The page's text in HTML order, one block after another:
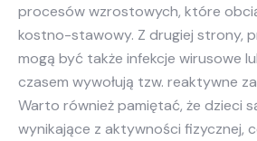
procesów wzrostowych, które
kostno-stawowy. Z drugiej strony,
mogą być także infekcje wirusowe
czasem wywołują tzw. reaktywne
Warto również pamiętać, że dzieci
wynikające z aktywności fizycznej,